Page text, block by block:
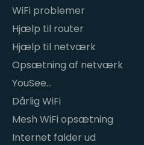
WiFi problemer
Hjælp til router
Hjælp til netværk
Opsætning af netværk
YouSee
internetproblemer
Dårlig WiFi
Mesh WiFi opsætning
Internet falder ud